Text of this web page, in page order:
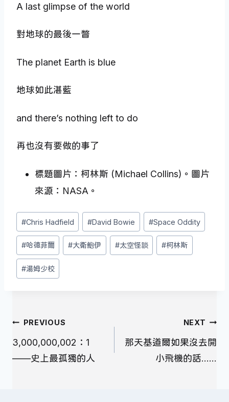
A last glimpse of the world
對地球的最後一瞥
The planet Earth is blue
地球如此湛藍
and there’s nothing left to do
再也沒有要做的事了
標題圖片：柯林斯 (Michael Collins)。圖片
來源：NASA。
Post
Tags:
#Chris Hadfield #David Bowie #Space Oddity
#哈德菲爾 #大衛鮑伊 #太空怪談 #柯林斯
#湯姆少校
文
章
導
PREVIOUS
3,000,000,002：1
——史上最孤獨的人
NEXT
那天基道爾如果沒去開
小飛機的話……